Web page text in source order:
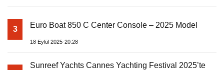
3 Euro Boat 850 C Center Console – 2025 Model
18 Eylül 2025-20:28
Sunreef Yachts Cannes Yachting Festival 2025’te